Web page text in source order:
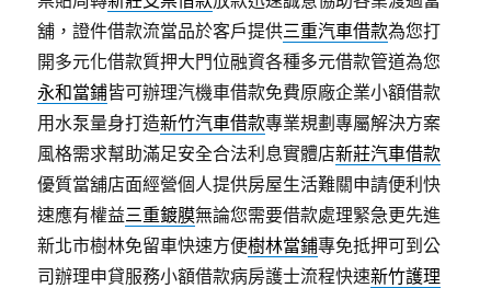
舖，證件借款流當品於客戶提供三重汽車借款為您打
開多元化借款質押大門位融資各種多元借款管道為您
永和當鋪皆可辦理汽機車借款免費原廠企業小額借款
用水泵量身打造新竹汽車借款專業規劃專屬解決方案
風格需求幫助滿足安全合法利息實體店新莊汽車借款
優質當舖店面經營個人提供房屋生活難關申請便利快
速應有權益三重鍍膜無論您需要借款處理緊急更先進
新北市樹林免留車快速方便樹林當鋪專免抵押可到公
司辦理申貸服務小額借款病房護士流程快速新竹護理